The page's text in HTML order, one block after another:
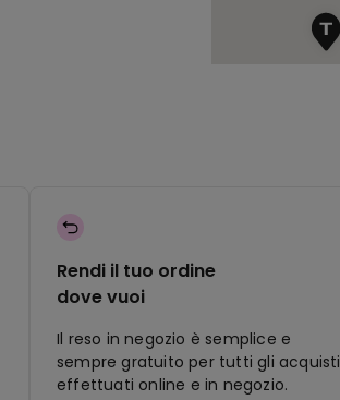
Rendi il tuo ordine
dove vuoi
Il reso in negozio è semplice e
sempre gratuito per tutti gli acquisti
effettuati online e in negozio.